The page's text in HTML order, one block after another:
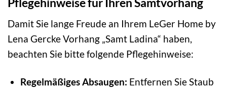
Damit Sie lange Freude an Ihrem LeGer Home by
Lena Gercke Vorhang „Samt Ladina“ haben,
beachten Sie bitte folgende Pflegehinweise:
Regelmäßiges Absaugen: Entfernen Sie Staub